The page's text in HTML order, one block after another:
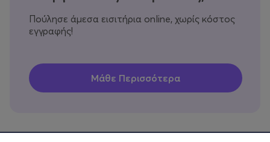
Πούλησε άμεσα εισιτήρια online, χωρίς κόστος
εγγραφής!